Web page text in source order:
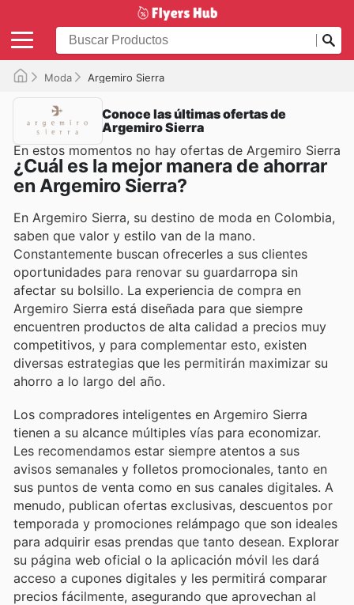
Moda Argemiro Sierra
Conoce las últimas ofertas de
Argemiro Sierra
En estos momentos no hay ofertas de Argemiro Sierra
¿Cuál es la mejor manera de ahorrar
en Argemiro Sierra?
En Argemiro Sierra, su destino de moda en Colombia,
saben que valor y estilo van de la mano.
Constantemente buscan ofrecerles a sus clientes
oportunidades para renovar su guardarropa sin
afectar su bolsillo. La experiencia de compra en
Argemiro Sierra está diseñada para que siempre
encuentren productos de alta calidad a precios muy
competitivos, y para complementar esto, existen
diversas estrategias que les permitirán maximizar su
ahorro a lo largo del año.
Los compradores inteligentes en Argemiro Sierra
tienen a su alcance múltiples vías para economizar.
Les recomendamos estar siempre atentos a sus
avisos semanales y folletos promocionales, tanto en
sus puntos de venta como en sus canales digitales. A
menudo, publican ofertas exclusivas, descuentos por
temporada y promociones relámpago que son ideales
para adquirir esas prendas que tanto desean. Explorar
su página web oficial o la aplicación móvil les dará
acceso a cupones digitales y les permitirá comparar
precios fácilmente, asegurando que aprovechan al